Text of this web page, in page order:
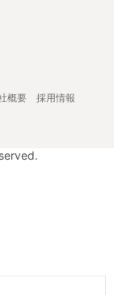
概要
採用情報